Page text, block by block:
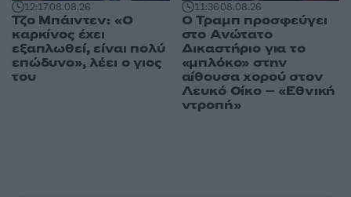
12:1708.08.26
Τζο Μπάιντεν: «Ο
καρκίνος έχει
εξαπλωθεί, είναι πολύ
επώδυνο», λέει ο γιος
του
11:3608.08.26
Ο Τραμπ προσφεύγει
στο Ανώτατο
Δικαστήριο για το
«μπλόκο» στην
αίθουσα χορού στον
Λευκό Οίκο – «Εθνική
ντροπή»